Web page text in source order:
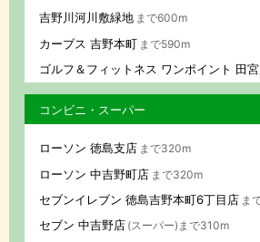
吉野川河川敷緑地 まで600m
カーブス 吉野本町 まで590m
ゴルフ＆フィットネス ワンポイント 田
コンビニ・スーパー
ローソン 徳島支店 まで320m
ローソン 中吉野町店 まで320m
セブンイレブン 徳島吉野本町6丁目店 ま
セブン 中吉野店 (スーパー)まで310m